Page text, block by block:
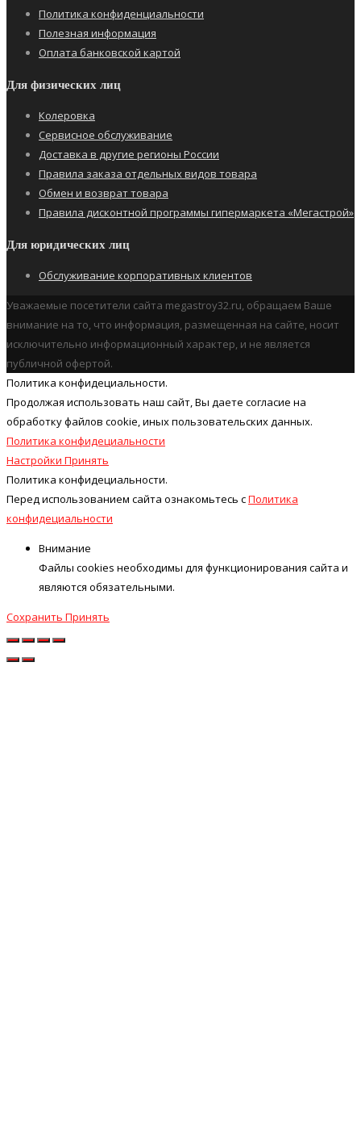
Политика конфиденциальности
Полезная информация
Оплата банковской картой
Для физических лиц
Колеровка
Сервисное обслуживание
Доставка в другие регионы России
Правила заказа отдельных видов товара
Обмен и возврат товара
Правила дисконтной программы гипермаркета «Мегастрой»
Для юридических лиц
Обслуживание корпоративных клиентов
Уважаемые посетители сайта megastroy32.ru, обращаем Ваше
внимание на то, что информация, размещенная на сайте, носит
исключительно информационный характер, и не является
публичной офертой.
Политика конфидециальности.
Продолжая использовать наш cайт, Вы даете согласие на
обработку файлов cookie, иных пользовательских данных.
Политика конфидециальности
Настройки Принять
Политика конфидециальности.
Перед использованием сайта ознакомьтесь сПолитика
конфидециальности
Внимание
Файлы cookies необходимы для функционирования сайта и
являются обязательными.
Сохранить Принять